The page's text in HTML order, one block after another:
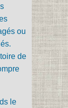
ou
de
le